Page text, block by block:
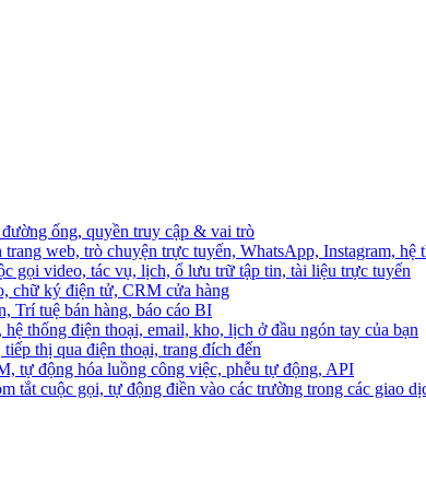
ống, quyền truy cập & vai trò
web, trò chuyện trực tuyến, WhatsApp, Instagram, hệ
gọi video, tác vụ, lịch, ổ lưu trữ tập tin, tài liệu trực tuyến
chữ ký điện tử, CRM cửa hàng
Trí tuệ bán hàng, báo cáo BI
thống điện thoại, email, kho, lịch ở đầu ngón tay của bạn
thị qua điện thoại, trang đích đến
tự động hóa luồng công việc, phễu tự động, API
tắt cuộc gọi, tự động điền vào các trường trong các giao